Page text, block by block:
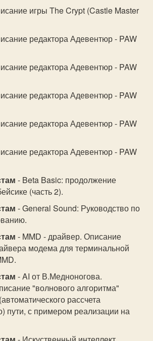
игры The Crypt (Castle Master
редактора Адевентюр - PAW
редактора Адевентюр - PAW
редактора Адевентюр - PAW
редактора Адевентюр - PAW
редактора Адевентюр - PAW
- Beta Basic: продолжение
(часть 2).
- General Sound: Руководство по
- MMD - драйвер. Описание
модема для терминальной
- AI от В.Медноногова.
"волнового алгоритма"
рассчета
пути, с примером реализации на